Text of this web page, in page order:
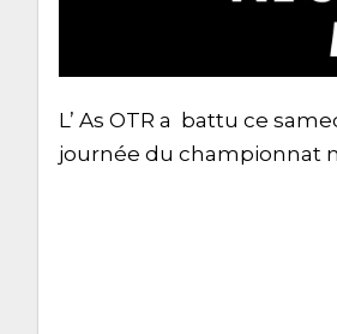
L’ As OTR a battu ce
journée du championnat